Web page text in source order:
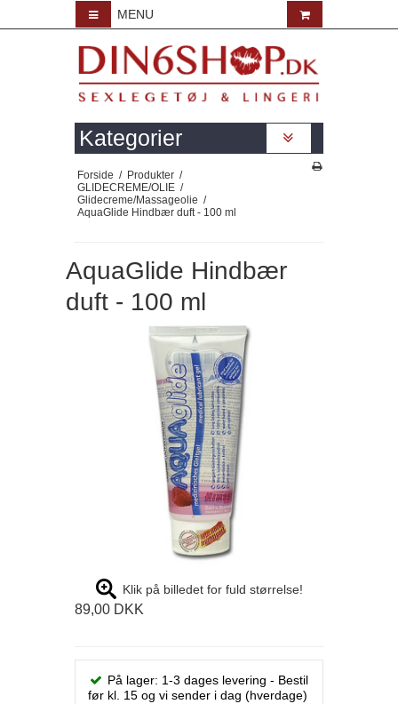
MENU
Kategorier
Forside / Produkter /
GLIDECREME/OLIE /
Glidecreme/Massageolie /
AquaGlide Hindbær duft - 100 ml
AquaGlide Hindbær
duft - 100 ml
Klik på billedet for fuld størrelse!
89,00 DKK
På lager: 1-3 dages levering - Bestil
før kl. 15 og vi sender i dag (hverdage)